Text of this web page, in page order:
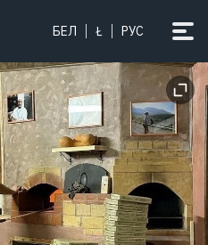
БЕЛ Ł РУС
хирург